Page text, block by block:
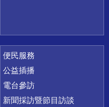
便民服務
公益插播
電台參訪
新聞採訪暨節目訪談